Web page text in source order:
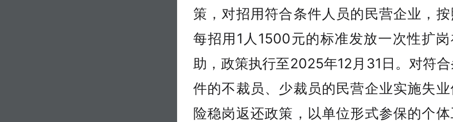
策，对招用符合条件人员的民营企业，按
每招用1人1500元的标准发放一次性扩岗
助，政策执行至2025年12月31日。对符
件的不裁员、少裁员的民营企业实施失业
险稳岗返还政策，以单位形式参保的个体